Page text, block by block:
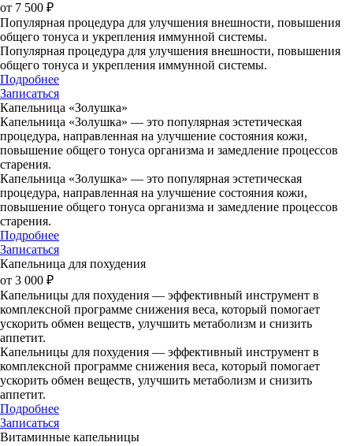
от 7 500 ₽
Популярная процедура для улучшения внешности, повышения
общего тонуса и укрепления иммунной системы.
Популярная процедура для улучшения внешности, повышения
общего тонуса и укрепления иммунной системы.
Подробнее
Записаться
Капельница «Золушка»
Капельница «Золушка» — это популярная эстетическая
процедура, направленная на улучшение состояния кожи,
повышение общего тонуса организма и замедление процессов
старения.
Капельница «Золушка» — это популярная эстетическая
процедура, направленная на улучшение состояния кожи,
повышение общего тонуса организма и замедление процессов
старения.
Подробнее
Записаться
Капельница для похудения
от 3 000 ₽
Капельницы для похудения — эффективный инструмент в
комплексной программе снижения веса, который помогает
ускорить обмен веществ, улучшить метаболизм и снизить
аппетит.
Капельницы для похудения — эффективный инструмент в
комплексной программе снижения веса, который помогает
ускорить обмен веществ, улучшить метаболизм и снизить
аппетит.
Подробнее
Записаться
Витаминные капельницы